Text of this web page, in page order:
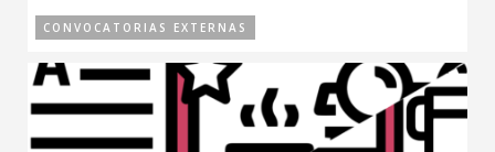
CONVOCATORIAS EXTERNAS